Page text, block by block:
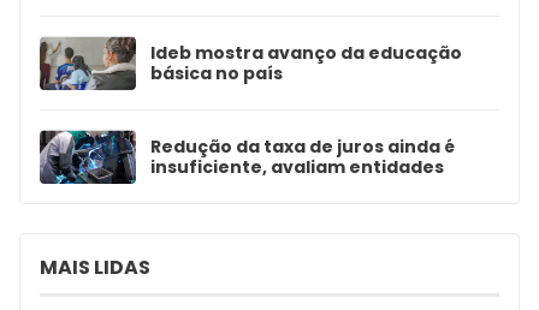
Ideb mostra avanço da educação
básica no país
Redução da taxa de juros ainda é
insuficiente, avaliam entidades
MAIS LIDAS